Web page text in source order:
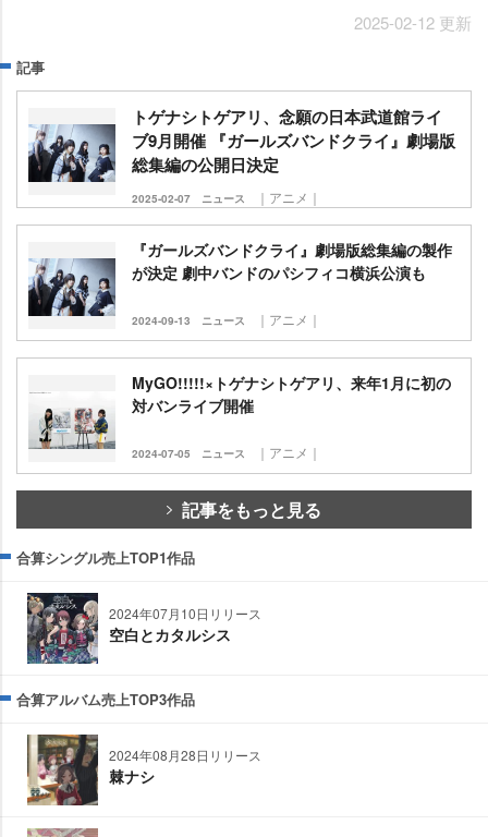
2025-02-12 更新
記事
トゲナシトゲアリ、念願の日本武道館ライ
ブ9月開催 『ガールズバンドクライ』劇場版
総集編の公開日決定
2025-02-07 ニュース ｜アニメ｜
『ガールズバンドクライ』劇場版総集編の製作
が決定 劇中バンドのパシフィコ横浜公演も
2024-09-13 ニュース ｜アニメ｜
MyGO!!!!!×トゲナシトゲアリ、来年1月に初の
対バンライブ開催
2024-07-05 ニュース ｜アニメ｜
記事をもっと見る
合算シングル売上TOP1作品
2024年07月10日リリース
空白とカタルシス
合算アルバム売上TOP3作品
2024年08月28日リリース
棘ナシ